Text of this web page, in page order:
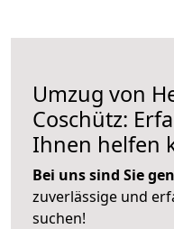
Umzug von
Coschütz:
Ihnen helfen
Bei uns sind Sie
zuverlässige und
suchen!